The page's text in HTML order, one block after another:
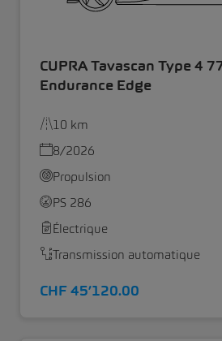
CUPRA Tavascan Type 4
Endurance Edge
10 km
8/2026
Propulsion
PS 286
Électrique
Transmission automatique
CHF 45’120.00